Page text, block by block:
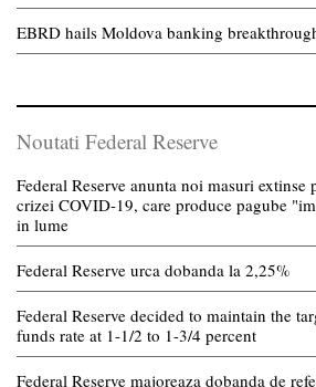
EBRD hails Moldova banking
Noutati Federal Reserve
Federal Reserve anunta noi masuri extinse
crizei COVID-19, care produce pagube
in lume
Federal Reserve urca dobanda la 2,25%
Federal Reserve decided to maintain the
funds rate at 1-1/2 to 1-3/4 percent
Federal Reserve majoreaza dobanda de